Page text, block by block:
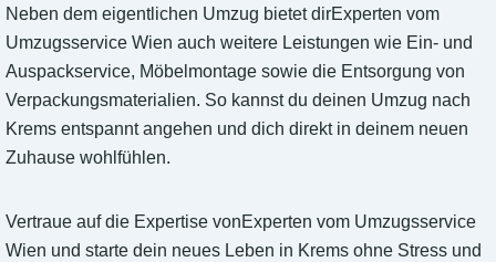
Neben dem eigentlichen Umzug bietet dirExperten vom
Umzugsservice Wien auch weitere Leistungen wie Ein- und
Auspackservice, Möbelmontage sowie die Entsorgung von
Verpackungsmaterialien. So kannst du deinen Umzug nach
Krems entspannt angehen und dich direkt in deinem neuen
Zuhause wohlfühlen.
Vertraue auf die Expertise vonExperten vom Umzugsservice
Wien und starte dein neues Leben in Krems ohne Stress und